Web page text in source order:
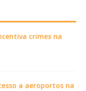
crimes na
a aeroportos na